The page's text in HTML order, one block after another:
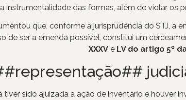
instrumentalidade das formas, além de violar os
que, conforme a jurisprudência do STJ, a
de ser a emenda possível, constitui um
XXXVe LV do artigo 5º
tiver sido ajuizada a ação de inventário e